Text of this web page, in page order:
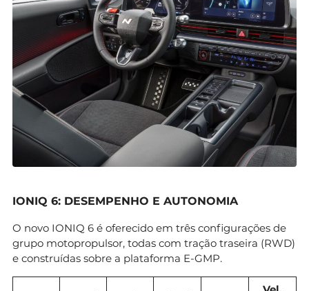
IONIQ 6: DESEMPENHO E AUTONOMIA
O novo IONIQ 6 é oferecido em três configurações de
grupo motopropulsor, todas com tração traseira (RWD)
e construídas sobre a plataforma E-GMP.